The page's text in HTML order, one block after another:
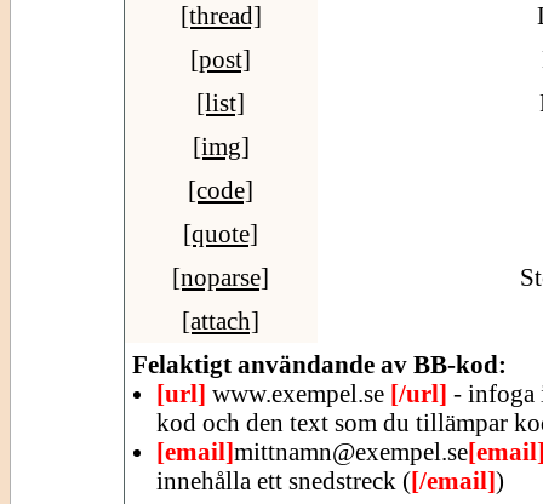
[thread]
[post]
[list]
[img]
[code]
[quote]
[noparse]
[attach]
Felaktigt användande av BB-kod:
[url] www.exempel.se [/url] - infoga
kod och den text som du tillämpar
[email]mittnamn@exempel.se
innehålla ett snedstreck ([/email])